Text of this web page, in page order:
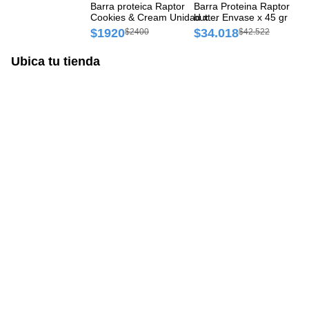
Barra proteica Raptor
Cookies & Cream Unidad x
15 g
$1920$2400
Barra Proteina Raptor
butter Envase x 45 gr
$34.018$42.522
Ubica tu tienda